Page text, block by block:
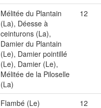
Mélitée du Plantain
(La), Déesse à
ceinturons (La),
Damier du Plantain
(Le), Damier pointillé
(Le), Damier (Le),
Mélitée de la Piloselle
(La)
12
Flambé (Le) 12